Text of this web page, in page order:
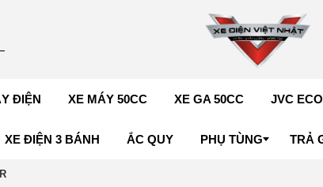
ĐIỆN XE MÁY 50CC XE GA 50CC JVC ECO
XE ĐIỆN 3 BÁNH ẮC QUY PHỤ TÙNG TRẢ